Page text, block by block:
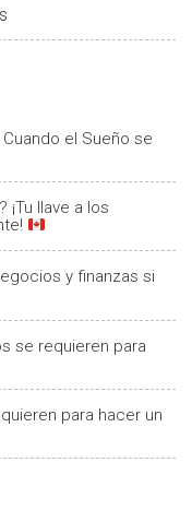
el Sueño se
¡Tu llave a los
y finanzas si
se requieren para
para hacer un